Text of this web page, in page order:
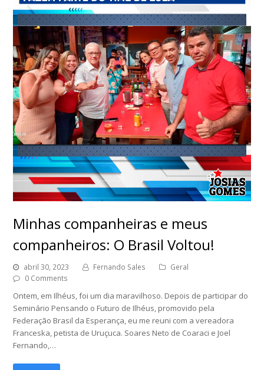
Minhas companheiras e meus
companheiros: O Brasil Voltou!
abril 30, 2023 Fernando Sales
Geral
0 Comments
Ontem, em Ilhéus, foi um dia maravilhoso. Depois de participar do
Seminário Pensando o Futuro de Ilhéus, promovido pela
Federação Brasil da Esperança, eu me reuni com a vereadora
Franceska, petista de Uruçuca. Soares Neto de Coaraci e Joel
Fernando,…